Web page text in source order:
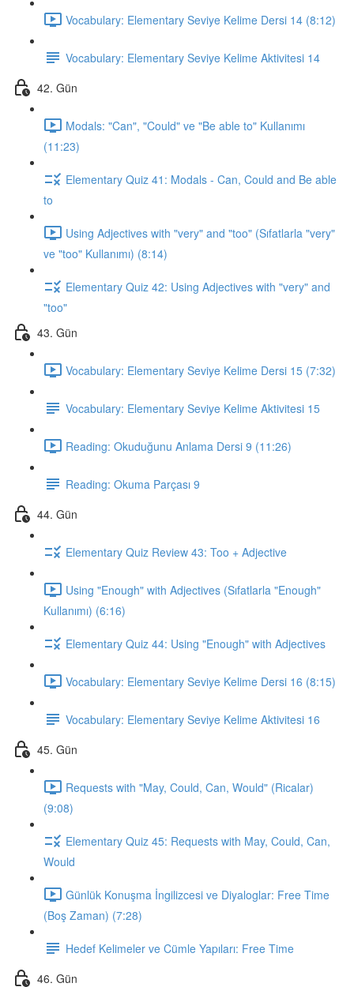
Vocabulary: Elementary Seviye Kelime Dersi 14 (8:12)
Vocabulary: Elementary Seviye Kelime Aktivitesi 14
42. Gün
Modals: "Can", "Could" ve "Be able to" Kullanımı
(11:23)
Elementary Quiz 41: Modals - Can, Could and Be able
to
Using Adjectives with "very" and "too" (Sıfatlarla "very"
ve "too" Kullanımı) (8:14)
Elementary Quiz 42: Using Adjectives with "very" and
"too"
43. Gün
Vocabulary: Elementary Seviye Kelime Dersi 15 (7:32)
Vocabulary: Elementary Seviye Kelime Aktivitesi 15
Reading: Okuduğunu Anlama Dersi 9 (11:26)
Reading: Okuma Parçası 9
44. Gün
Elementary Quiz Review 43: Too + Adjective
Using "Enough" with Adjectives (Sıfatlarla "Enough"
Kullanımı) (6:16)
Elementary Quiz 44: Using "Enough" with Adjectives
Vocabulary: Elementary Seviye Kelime Dersi 16 (8:15)
Vocabulary: Elementary Seviye Kelime Aktivitesi 16
45. Gün
Requests with "May, Could, Can, Would" (Ricalar)
(9:08)
Elementary Quiz 45: Requests with May, Could, Can,
Would
Günlük Konuşma İngilizcesi ve Diyaloglar: Free Time
(Boş Zaman) (7:28)
Hedef Kelimeler ve Cümle Yapıları: Free Time
46. Gün